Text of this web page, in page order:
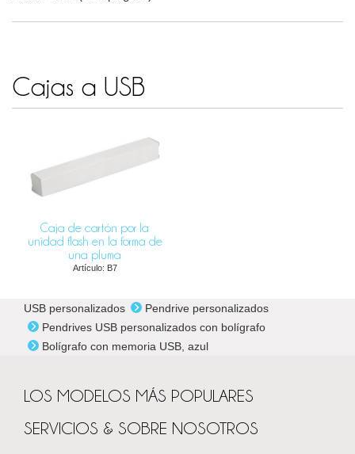
Cajas a USB
Caja de cartón por la
unidad flash en la forma de
una pluma
Artículo: B7
USB personalizados
Pendrive personalizados
Pendrives USB personalizados con bolígrafo
Bolígrafo con memoria USB, azul
LOS MODELOS MÁS POPULARES
SERVICIOS & SOBRE NOSOTROS